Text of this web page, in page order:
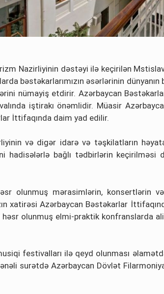
Nazirliyinin dəstəyi ilə keçirilən
bəstəkarlarımızın əsərlərinin
nümayiş etdirir. Azərbaycan
iştirakı önəmlidir. Müasir
İttifaqında daim yad edilir.
və digər idarə və təşkilatların
hadisələrlə bağlı tədbirlərin keçirilməsi
olunmuş mərasimlərin, konsertlərin
xatirəsi Azərbaycan Bəstəkarlar
olunmuş elmi-praktik konfranslarda
festivalları ilə qeyd olunması
surətdə Azərbaycan Dövlət